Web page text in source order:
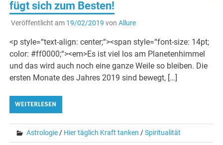
fügt sich zum Besten!
Veröffentlicht am 19/02/2019 von Allure
<p style=“text-align: center;“><span style=“font-size: 14pt;
color: #ff0000;“><em>Es ist viel los am Planetenhimmel
und das wird auch noch eine ganze Weile so bleiben. Die
ersten Monate des Jahres 2019 sind bewegt, […]
WEITERLESEN
Astrologie/ Hier täglich Kraft tanken /Spiritualität